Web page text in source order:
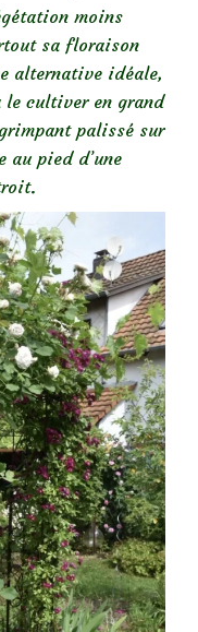
moins
sa floraison
alternative idéale,
le cultiver en grand
palissé sur
au pied d’une